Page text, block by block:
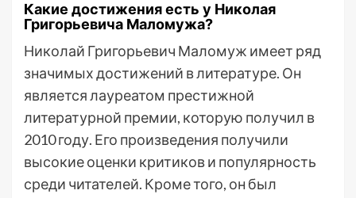
Какие достижения есть у Николая
Григорьевича Маломужа?
Николай Григорьевич Маломуж имеет ряд
значимых достижений в литературе. Он
является лауреатом престижной
литературной премии, которую получил в
2010 году. Его произведения получили
высокие оценки критиков и популярность
среди читателей. Кроме того, он был